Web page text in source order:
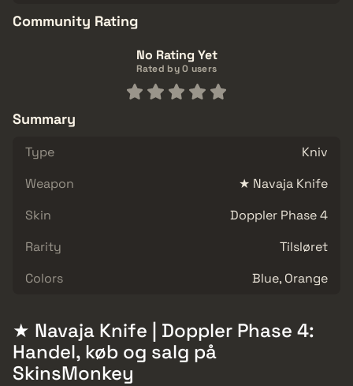
Community Rating
No Rating Yet
Rated by 0 users
Summary
Type
Kniv
Weapon
★ Navaja Knife
Skin
Doppler Phase 4
Rarity
Tilsløret
Colors
Blue, Orange
★ Navaja Knife | Doppler Phase 4:
Handel, køb og salg på
SkinsMonkey